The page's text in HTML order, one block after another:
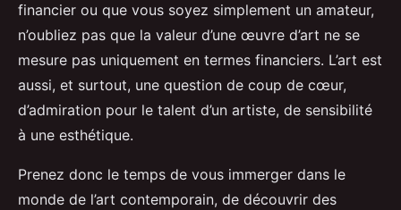
financier ou que vous soyez simplement un amateur,
n’oubliez pas que la valeur d’une œuvre d’art ne se
mesure pas uniquement en termes financiers. L’art est
aussi, et surtout, une question de coup de cœur,
d’admiration pour le talent d’un artiste, de sensibilité
à une esthétique.
Prenez donc le temps de vous immerger dans le
monde de l’art contemporain, de découvrir des